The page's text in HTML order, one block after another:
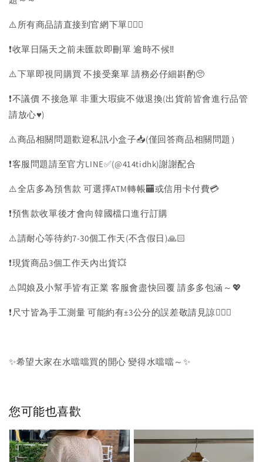
⚠️所有商品請直接到官網下單💁🏻‍♀️
❗️收單日隔天之前未匯款即刪單 逾時不候‼️
⚠️下單即視同購買 不接受棄單 請務必仔細斟酌🥺
❗️不議價 不接急單 非重大瑕疵不做退換(出貨前皆會進行品管
請放心♥️)
⚠️商品相關問題歡迎私訊小盒子📥(僅回答商品相關問題）
❗️客服問題請至官方LINE✅(@414tidhk)謝謝配合
⚠️全店多為預售款 可選擇ATM轉帳🏧或信用卡付費💳
❗️預售款收單後才會向韓國檔口進行訂購
⚠️請耐心等待約7-30個工作天(不含假日)🙏🏻
❗️現貨商品3個工作天內出貨💥
⚠️闆娘及小幫手皆有正業 客服會盡快回覆 請多多包涵～💖
❗️尺寸皆為手工測量 可能約有±3公分的誤差敬請見諒🙇🏻‍♀️
✨希望大家在水噹噹買的開心 變得水噹噹～✨
您可能也喜歡